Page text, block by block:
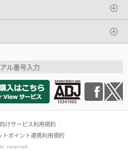
ル番号入力
けサービス利用規約
トポイント連携利用規約
reserved.